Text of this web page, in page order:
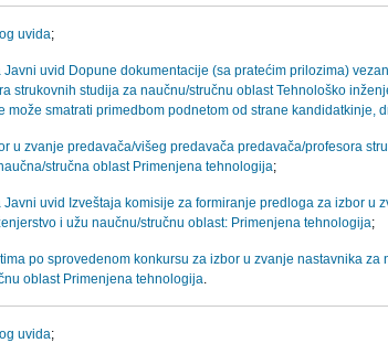
uvida;
uvid Dopune dokumentacije (sa pratećim prilozima)
strukovnih studija za naučnu/stručnu oblast Tehnološko
može smatrati primedbom podnetom od strane kandidatkinje,
u zvanje predavača/višeg predavača predavača/profesora
stručna oblast Primenjena tehnologija;
uvid Izveštaja komisije za formiranje predloga za izbor u
i užu naučnu/stručnu oblast: Primenjena tehnologija;
po sprovedenom konkursu za izbor u zvanje nastavnika za
oblast Primenjena tehnologija.
uvida;